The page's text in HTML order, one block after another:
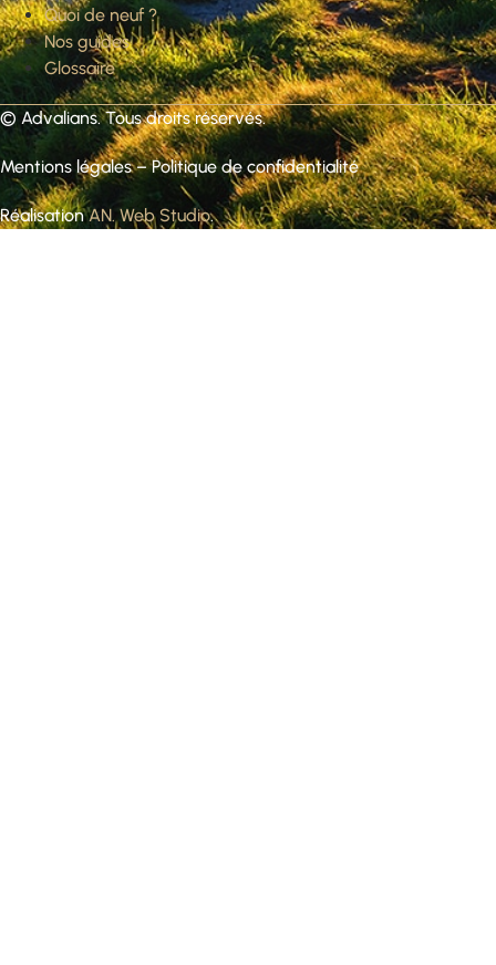
Quoi de neuf ?
Nos guides
Glossaire
© Advalians. Tous droits réservés.
Mentions légales–Politique de confidentialité
RéalisationAN. Web Studio.